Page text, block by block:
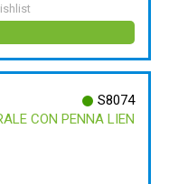
S8074
CON PENNA LIEN